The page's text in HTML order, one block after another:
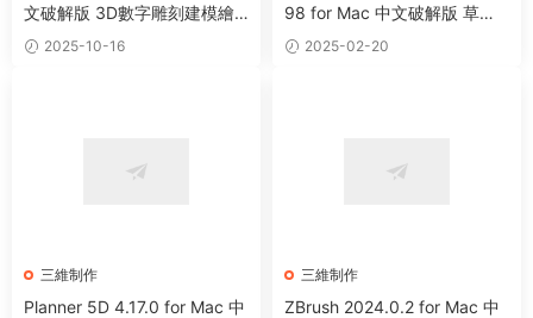
文破解版 3D數字雕刻建模繪
畫軟件
2025-10-16
98 for Mac 中文破解版 草圖
大師 3D圖形設計軟件
2025-02-20
三維制作
Planner 5D 4.17.0 for Mac 中
三維制作
ZBrush 2024.0.2 for Mac 中